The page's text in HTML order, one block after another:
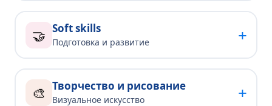
🤝 Soft skills
Подготовка и развитие +
🎨 Творчество и рисование
Визуальное искусство +